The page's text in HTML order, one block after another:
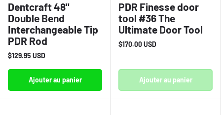
Dentcraft 48"
Double Bend
Interchangeable Tip
PDR Rod
$129.95 USD
Ajouter au panier
PDR Finesse door
tool #36 The
Ultimate Door Tool
$170.00 USD
Ajouter au panier